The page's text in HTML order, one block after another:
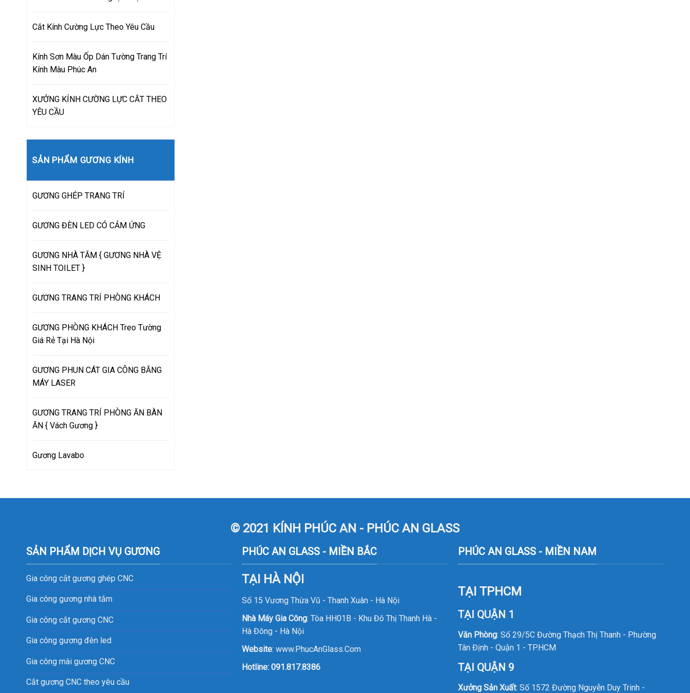
Cắt Kính Cường Lực Theo Yêu Cầu
Kính Sơn Màu Ốp Dán Tường Trang Trí
Kính Màu Phúc An
XƯỞNG KÍNH CƯỜNG LỰC CẮT THEO
YÊU CẦU
SẢN PHẨM GƯƠNG KÍNH
GƯƠNG GHÉP TRANG TRÍ
GƯƠNG ĐÈN LED CÓ CẢM ỨNG
GƯƠNG NHÀ TẮM { GƯƠNG NHÀ VỆ
SINH TOILET }
GƯƠNG TRANG TRÍ PHÒNG KHÁCH
GƯƠNG PHÒNG KHÁCH Treo Tường
Giá Rẻ Tại Hà Nội
GƯƠNG PHUN CÁT GIA CÔNG BẰNG
MÁY LASER
GƯƠNG TRANG TRÍ PHÒNG ĂN BÀN
ĂN { Vách Gương }
Gương Lavabo
© 2021 KÍNH PHÚC AN - PHÚC AN GLASS
SẢN PHẨM DỊCH VỤ GƯƠNG
Gia công cắt gương ghép CNC
Gia công gương nhà tắm
Gia công cắt gương CNC
Gia công gương đèn led
Gia công mài gương CNC
Cắt gương CNC theo yêu cầu
PHÚC AN GLASS - MIỀN BẮC
TẠI HÀ NỘI
Số 15 Vương Thừa Vũ - Thanh Xuân - Hà Nội
Nhà Máy Gia Công: Tòa HH01B - Khu Đô Thị Thanh Hà -
Hà Đông - Hà Nội
Website:www.PhucAnGlass.Com
Hotline:091.817.8386
PHÚC AN GLASS - MIỀN NAM
TẠI TPHCM
TẠI QUẬN 1
Văn Phòng: Số 29/5C Đường Thạch Thị Thanh - Phường
Tân Định - Quận 1 - TP.HCM
TẠI QUẬN 9
Xưởng Sản Xuất: Số 1572 Đường Nguyễn Duy Trinh -